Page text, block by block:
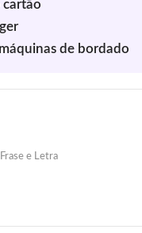
e Letra